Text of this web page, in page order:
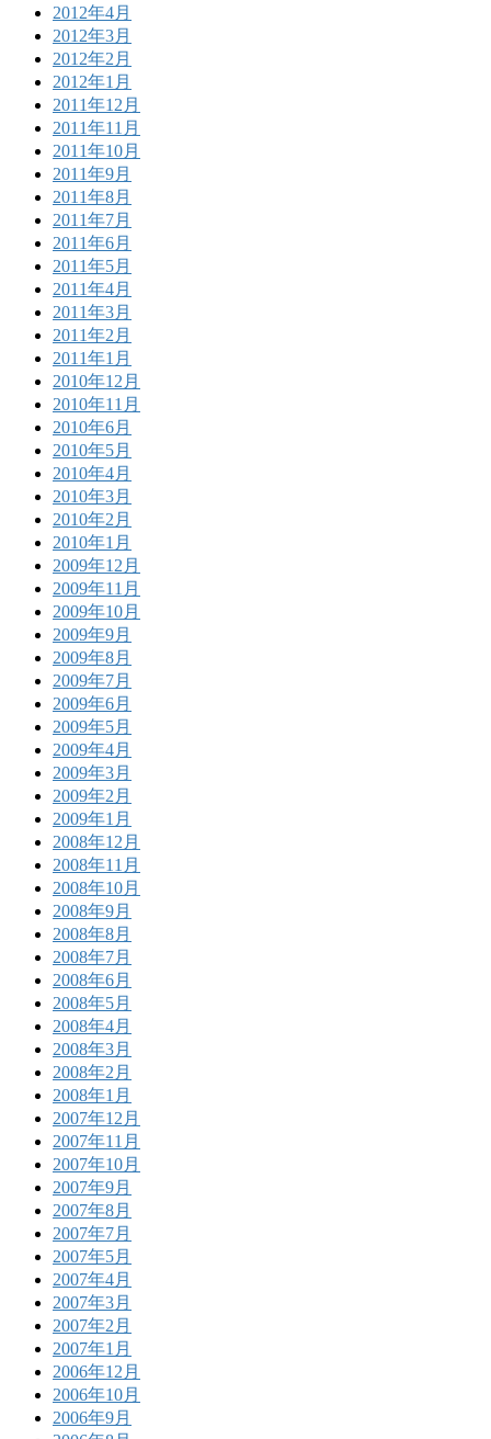
2012年4月
2012年3月
2012年2月
2012年1月
2011年12月
2011年11月
2011年10月
2011年9月
2011年8月
2011年7月
2011年6月
2011年5月
2011年4月
2011年3月
2011年2月
2011年1月
2010年12月
2010年11月
2010年6月
2010年5月
2010年4月
2010年3月
2010年2月
2010年1月
2009年12月
2009年11月
2009年10月
2009年9月
2009年8月
2009年7月
2009年6月
2009年5月
2009年4月
2009年3月
2009年2月
2009年1月
2008年12月
2008年11月
2008年10月
2008年9月
2008年8月
2008年7月
2008年6月
2008年5月
2008年4月
2008年3月
2008年2月
2008年1月
2007年12月
2007年11月
2007年10月
2007年9月
2007年8月
2007年7月
2007年5月
2007年4月
2007年3月
2007年2月
2007年1月
2006年12月
2006年10月
2006年9月